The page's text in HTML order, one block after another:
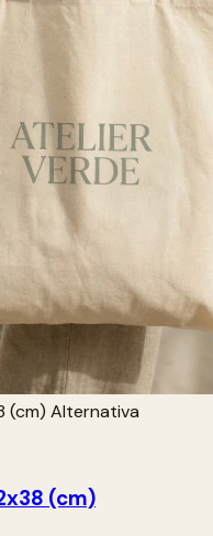
(cm)